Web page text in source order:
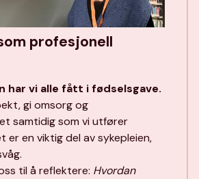
profesjonell
har vi alle fått i fødselsgave.
gi omsorg og
samtidig som vi utfører
er en viktig del av sykepleien,
til å reflektere: Hvordan